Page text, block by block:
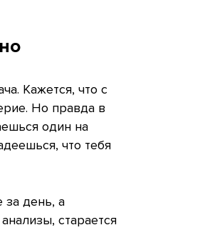
Кажется, что с
Но правда в
один на
что тебя
за день, а
старается